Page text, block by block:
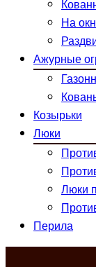
На
Ажурные
Козырьки
Люки
Люки
Перила